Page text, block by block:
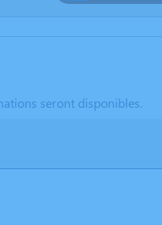
seront disponibles.